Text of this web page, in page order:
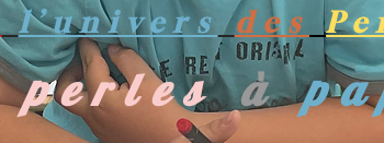
l’univers des
perles à